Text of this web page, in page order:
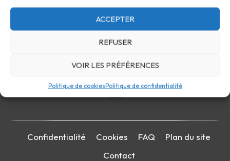
ACCEPTER
REFUSER
VOIR LES PRÉFÉRENCES
Politique de cookiesPolitique de confidentialité
Confidentialité Cookies FAQ
Plan du site
Contact